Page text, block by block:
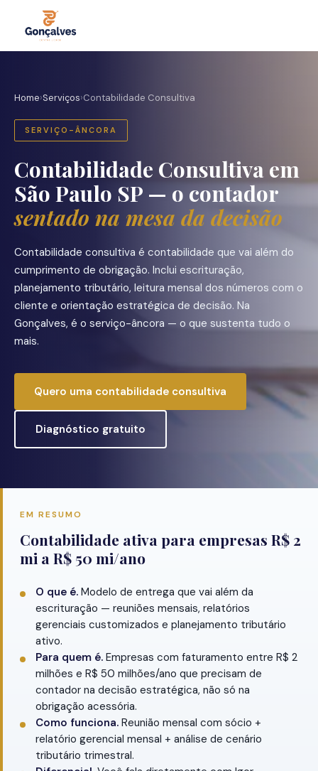
Home›Serviços›Contabilidade Consultiva
SERVIÇO-ÂNCORA
Contabilidade Consultiva em
São Paulo SP — o contador
sentado na mesa da decisão
Contabilidade consultiva é contabilidade que vai além do
cumprimento de obrigação. Inclui escrituração,
planejamento tributário, leitura mensal dos números com o
cliente e orientação estratégica de decisão. Na
Gonçalves, é o serviço-âncora — o que sustenta tudo o
mais.
Quero uma contabilidade consultiva
Diagnóstico gratuito
EM RESUMO
Contabilidade ativa para empresas R$ 2
mi a R$ 50 mi/ano
O que é. Modelo de entrega que vai além da
escrituração — reuniões mensais, relatórios
gerenciais customizados e planejamento tributário
ativo.
Para quem é. Empresas com faturamento entre R$ 2
milhões e R$ 50 milhões/ano que precisam de
contador na decisão estratégica, não só na
obrigação acessória.
Como funciona. Reunião mensal com sócio +
relatório gerencial mensal + análise de cenário
tributário trimestral.